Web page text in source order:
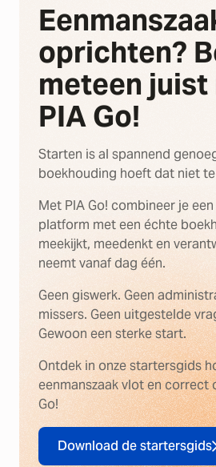
oprichten?
meteen juist
PIA Go!
Starten is al spannend
boekhouding hoeft dat niet te
Met PIA Go! combineer je
platform met een échte
meekijkt, meedenkt en
neemt vanaf dag één.
Geen giswerk. Geen
missers. Geen uitgestelde
Gewoon een sterke start.
Ontdek in onze startersgids
eenmanszaak vlot en correct
Go!
Download de startersgids